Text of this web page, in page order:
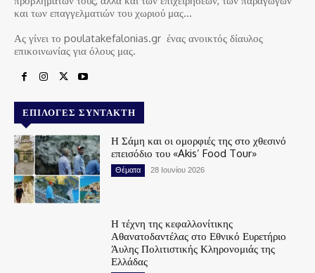
και των επαγγελματιών του χωριού μας…
Ας γίνει το poulatakefalonias.gr ένας ανοικτός δίαυλος
επικοινωνίας για όλους μας.
ΕΠΙΛΟΓΈΣ ΣΥΝΤΆΚΤΗ
Η Σάμη και οι ομορφιές της στο χθεσινό
επεισόδιο του «Akis’ Food Tour»
Θέματα 28 Ιουνίου 2026
Η τέχνη της κεφαλλονίτικης
Αθανατοδαντέλας στο Εθνικό Ευρετήριο
Άυλης Πολιτιστικής Κληρονομιάς της
Ελλάδας